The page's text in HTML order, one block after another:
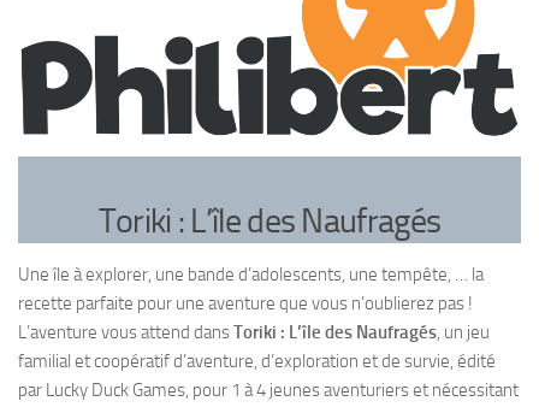
Toriki : L’île des Naufragés
Une île à explorer, une bande d’adolescents, une tempête, … la
recette parfaite pour une aventure que vous n’oublierez pas !
L’aventure vous attend dansToriki : L’île des Naufragés, un jeu
familial et coopératif d’aventure, d’exploration et de survie, édité
par Lucky Duck Games, pour 1 à 4 jeunes aventuriers et nécessitant